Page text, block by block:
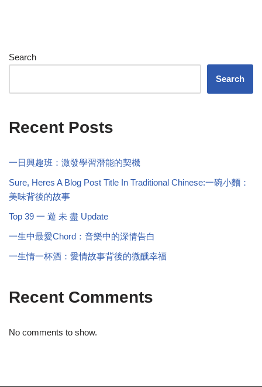
Search
Search
Recent Posts
一日興趣班：激發學習潛能的契機
Sure, Heres A Blog Post Title In Traditional Chinese:一碗小麵：
美味背後的故事
Top 39 一 遊 未 盡 Update
一生中最愛Chord：音樂中的深情告白
一生情一杯酒：愛情故事背後的微醺幸福
Recent Comments
No comments to show.